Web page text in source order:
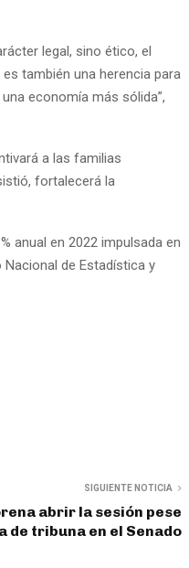
legal, sino ético, el
también una herencia para
economía más sólida”,
a las familias
fortalecerá la
anual en 2022 impulsada en
de Estadística y
SIGUIENTE NOTICIA
abrir la sesión pese
de tribuna en el Senado